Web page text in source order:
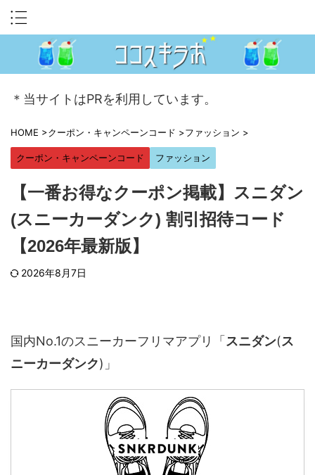
＊当サイトはPRを利用しています。
HOME >クーポン・キャンペーンコード >ファッション >
クーポン・キャンペーンコード ファッション
【一番お得なクーポン掲載】スニダン
(スニーカーダンク) 割引招待コード
【2026年最新版】
2026年8月7日
国内No.1のスニーカーフリマアプリ「スニダン(ス
ニーカーダンク)」